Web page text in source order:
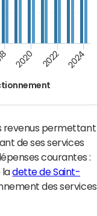
2020 2022 2024
revenus permettant
de ses services
courantes :
ladette de Saint-
des services